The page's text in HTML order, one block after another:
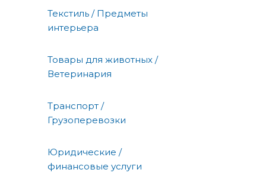
Текстиль / Предметы
интерьера
Товары для животных /
Ветеринария
Транспорт /
Грузоперевозки
Юридические /
финансовые услуги